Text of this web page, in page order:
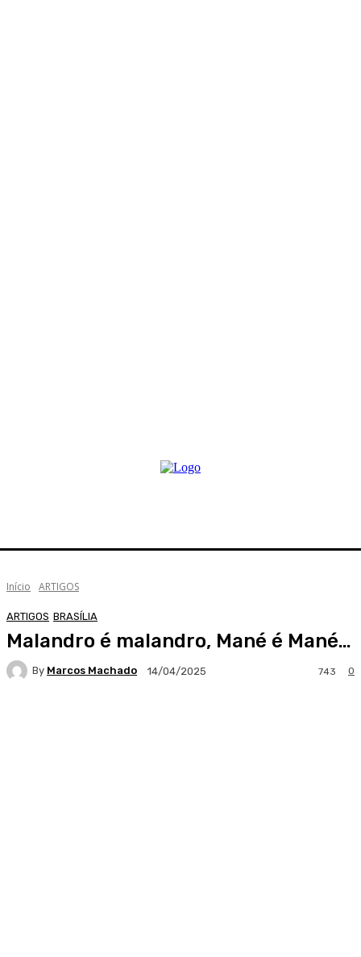
Início ARTIGOS
ARTIGOS BRASÍLIA
Malandro é malandro, Mané é Mané…
By Marcos Machado 14/04/2025 0
743